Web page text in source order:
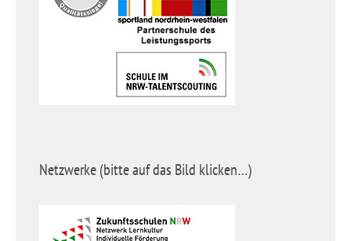
Netzwerke (bitte auf das Bild klicken…)